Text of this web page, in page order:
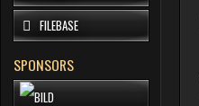
FILEBASE
SPONSORS